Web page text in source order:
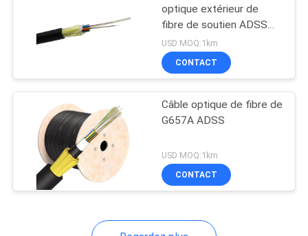
optique extérieur de
fibre de soutien ADSS
d'individu de noyau
USD MOQ:1km
CONTACT
Câble optique de fibre de
G657A ADSS
USD MOQ:1km
CONTACT